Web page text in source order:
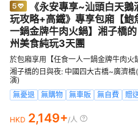
《永安專享~汕頭白天
玩攻略+高鐵》專享包廂【
一鍋金牌牛肉火鍋】湘子橋
州美食純玩3天團
於包廂享用【任食一人一鍋金牌牛肉
湘子橋的日與夜: 中國四大古橋~廣濟
演)
無憂退
無購物 無車販 無自費 贈
HKD 2,149+/人